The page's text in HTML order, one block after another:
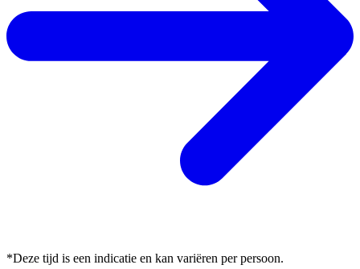
*Deze tijd is een indicatie en kan variëren per persoon.